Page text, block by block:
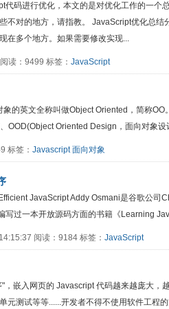
代码进行优化，本文的是对优化工作的一个
不对的地方，请指教。 JavaScript优化总结
在多个地方。如果需要修改实现...
读：9499 标签： JavaScript
象的英文全称叫做Object Oriented，简称
OOD(Object Oriented Design，面向对象
标签： Javascript 面向对象
JavaScript Addy Osmani是谷歌公司
写过一本开放源码方面的书籍《Learning
阅读：9184 标签： JavaScript
，嵌入网页的 Javascript 代码越来越庞大，
元测试等等......开发者不得不使用软件工程